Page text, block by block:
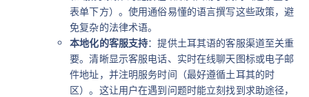
表单下方）。使用通俗易懂的语言撰写这些政策，避
免复杂的法律术语。
本地化的客服支持：提供土耳其语的客服渠道至关重
要。清晰显示客服电话、实时在线聊天图标或电子邮
件地址，并注明服务时间（最好遵循土耳其的时
区）。这让用户在遇到问题时能立刻找到求助途径，